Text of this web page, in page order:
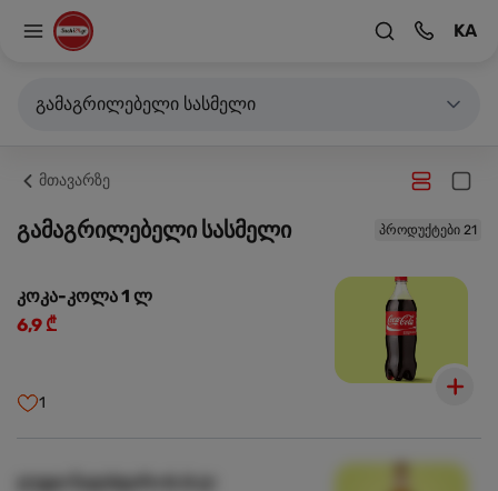
KA
გამაგრილებელი სასმელი
მთავარზე
გამაგრილებელი სასმელი პროდუქტები 21
კოკა-კოლა 1 ლ
6,9 ₾
1
ლუდი ნატახტარი 0.5 ლ